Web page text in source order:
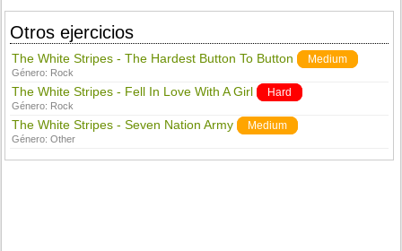
Otros ejercicios
The White Stripes - The Hardest Button To Button Medium
Género: Rock
The White Stripes - Fell In Love With A Girl Hard
Género: Rock
The White Stripes - Seven Nation Army Medium
Género:Other